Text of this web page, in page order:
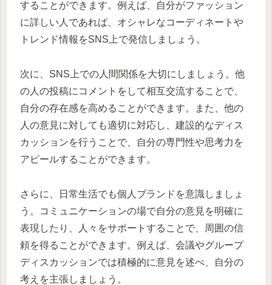
することができます。例えば、自分がファッション
に詳しい人であれば、オシャレなコーディネートや
トレンド情報をSNS上で発信しましょう。
次に、SNS上での人間関係を大切にしましょう。他
の人の投稿にコメントをして相互交流することで、
自分の存在感を高めることができます。また、他の
人の意見に対しても適切に対応し、建設的なディス
カッションを行うことで、自分の専門性や思考力を
アピールすることができます。
さらに、日常生活でも個人ブランドを意識しましょ
う。コミュニケーションの場で自分の意見を明確に
表現したり、人々をサポートすることで、周囲の信
頼を得ることができます。例えば、会議やグループ
ディスカッションでは積極的に意見を述べ、自分の
考えを主張しましょう。